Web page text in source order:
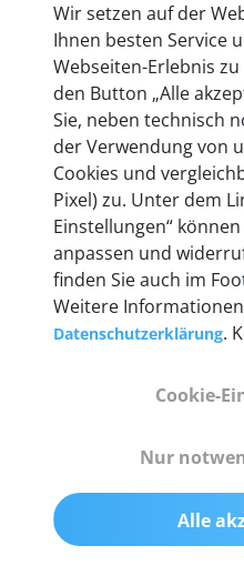
entwickeln wir unsere
Berlin laufend weiter.
heute mehr als
Technische
55 mm x 25 mm x 12
200 g
Wir setzen auf der
Ihnen besten Service
Webseiten-Erlebnis
den Button „Alle
Sie, neben technisch
der Verwendung von
Cookies und
Pixel) zu. Unter dem
Einstellungen“
anpassen und
finden Sie auch im
Weitere
Datenschutzerklärung.
Cookie-
Nur
Alle